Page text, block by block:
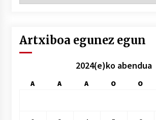
Artxiboa egunez egun
2024(e)ko abendua
A A A O O